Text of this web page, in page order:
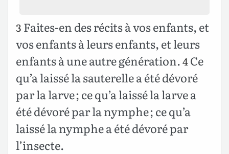
3 Faites-en des récits à vos enfants, et
vos enfants à leurs enfants, et leurs
enfants à une autre génération.4Ce
qu’a laissé la sauterelle a été dévoré
par la larve ; ce qu’a laissé la larve a
été dévoré par la nymphe ; ce qu’a
laissé la nymphe a été dévoré par
l’insecte.